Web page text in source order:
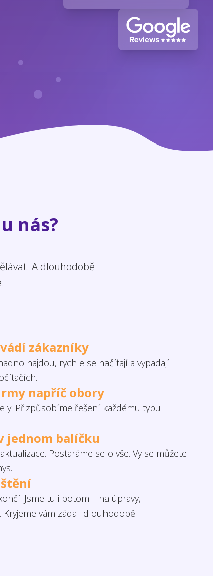
nás?
A dlouhodobě
zákazníky
najdou, rychle se načítají a vypadají
napříč obory
Přizpůsobíme řešení každému typu
jednom balíčku
Postaráme se o vše. Vy se můžete
Jsme tu i potom – na úpravy,
vám záda i dlouhodobě.